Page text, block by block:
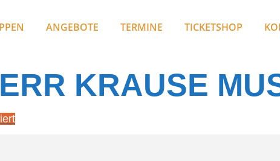
ANGEBOTE TERMINE TICKETSHOP
KRAUSE